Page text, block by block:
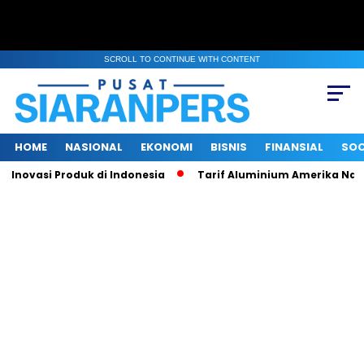
SCROLL TO CONTINUE WITH CONTENT
HOME NASIONAL EKONOMI BISNIS FINANSIAL
Produk di Indonesia Tarif Aluminium Amerika Naik 50